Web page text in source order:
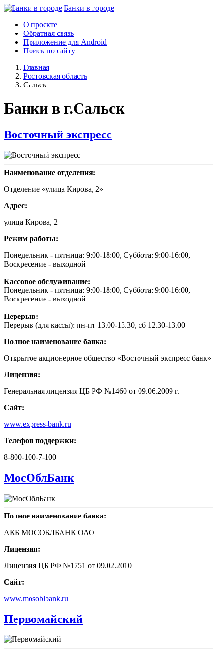
Банки в городе
О проекте
Обратная связь
Приложение для Android
Поиск по сайту
Главная
Ростовская область
Сальск
Банки в г.Сальск
Восточный экспресс
Наименование отделения:
Отделение «улица Кирова, 2»
Адрес:
улица Кирова, 2
Режим работы:
Понедельник - пятница: 9:00-18:00, Суббота: 9:00-16:00,
Воскресение - выходной
Кассовое обслуживание:
Понедельник - пятница: 9:00-18:00, Суббота: 9:00-16:00,
Воскресение - выходной
Перерыв:
Перерыв (для кассы): пн-пт 13.00-13.30, сб 12.30-13.00
Полное наименование банка:
Открытое акционерное общество «Восточный экспресс банк»
Лицензия:
Генеральная лицензия ЦБ РФ №1460 от 09.06.2009 г.
Сайт:
www.express-bank.ru
Телефон поддержки:
8-800-100-7-100
МосОблБанк
Полное наименование банка:
АКБ МОСОБЛБАНК ОАО
Лицензия:
Лицензия ЦБ РФ №1751 от 09.02.2010
Сайт:
www.mosoblbank.ru
Первомайский